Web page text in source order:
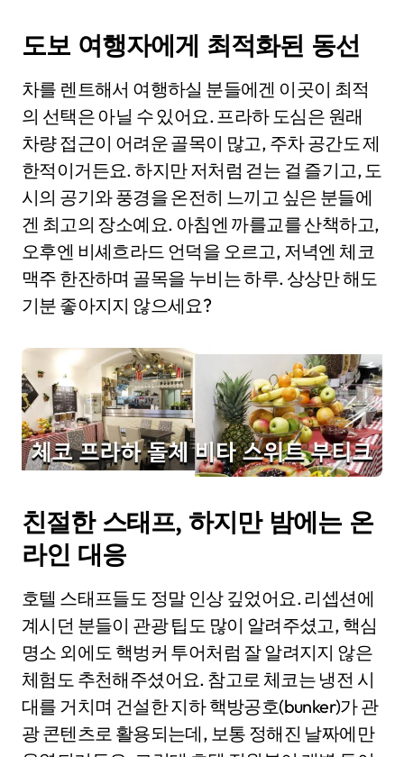
도보 여행자에게 최적화된 동선
차를 렌트해서 여행하실 분들에겐 이곳이 최적
의 선택은 아닐 수 있어요. 프라하 도심은 원래
차량 접근이 어려운 골목이 많고, 주차 공간도 제
한적이거든요. 하지만 저처럼 걷는 걸 즐기고, 도
시의 공기와 풍경을 온전히 느끼고 싶은 분들에
겐 최고의 장소예요. 아침엔 까를교를 산책하고,
오후엔 비셰흐라드 언덕을 오르고, 저녁엔 체코
맥주 한잔하며 골목을 누비는 하루. 상상만 해도
기분 좋아지지 않으세요?
친절한 스태프, 하지만 밤에는 온
라인 대응
호텔 스태프들도 정말 인상 깊었어요. 리셉션에
계시던 분들이 관광 팁도 많이 알려주셨고, 핵심
명소 외에도 핵벙커 투어처럼 잘 알려지지 않은
체험도 추천해주셨어요. 참고로 체코는 냉전 시
대를 거치며 건설한 지하 핵방공호(bunker)가 관
광 콘텐츠로 활용되는데, 보통 정해진 날짜에만